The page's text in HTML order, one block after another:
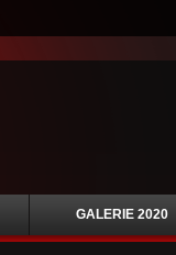
GALERIE 2020